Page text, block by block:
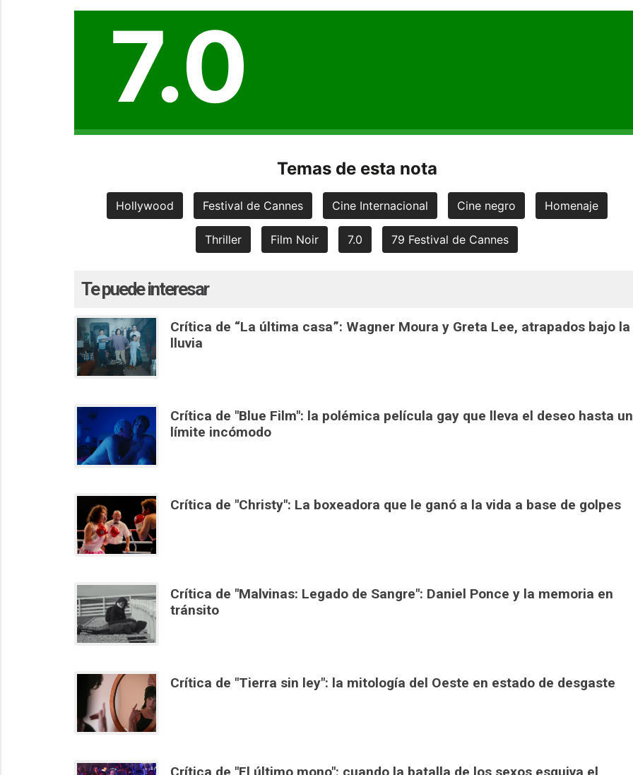
7.0
Temas de esta nota
Hollywood Festival de Cannes Cine Internacional Cine negro Homenaje
Thriller Film Noir 7.0 79 Festival de Cannes
Te puede interesar
Crítica de “La última casa”: Wagner Moura y Greta Lee, atrapados bajo la
lluvia
Crítica de "Blue Film": la polémica película gay que lleva el deseo hasta un
límite incómodo
Crítica de "Christy": La boxeadora que le ganó a la vida a base de golpes
Crítica de "Malvinas: Legado de Sangre": Daniel Ponce y la memoria en
tránsito
Crítica de "Tierra sin ley": la mitología del Oeste en estado de desgaste